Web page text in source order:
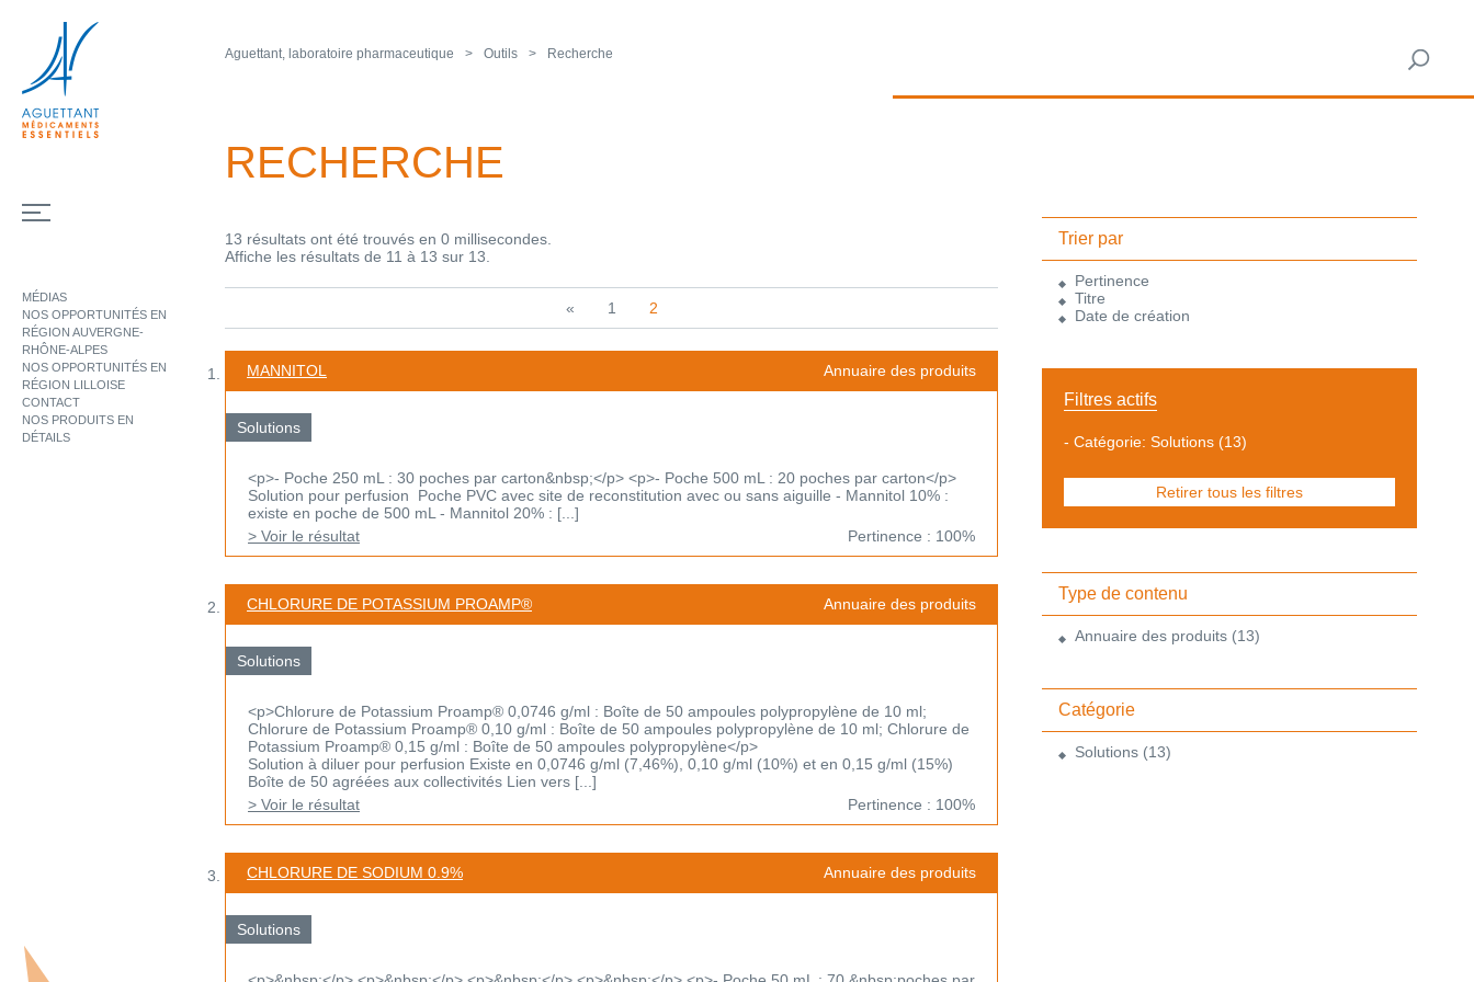
MÉDIAS
NOS OPPORTUNITÉS EN
RÉGION AUVERGNE-
RHÔNE-ALPES
NOS OPPORTUNITÉS EN
RÉGION LILLOISE
CONTACT
NOS PRODUITS EN
DÉTAILS
Aguettant, laboratoire pharmaceutique Outils Recherche
RECHERCHE
13 résultats ont été trouvés en 0 millisecondes.
Affiche les résultats de 11 à 13 sur 13.
« 1 2
MANNITOL Annuaire des produits
Solutions
<p>- Poche 250 mL : 30 poches par carton&nbsp;</p> <p>- Poche 500 mL : 20 poches par carton</p>
Solution pour perfusion Poche PVC avec site de reconstitution avec ou sans aiguille - Mannitol 10% :
existe en poche de 500 mL - Mannitol 20% : [...]
> Voir le résultat
Pertinence : 100%
CHLORURE DE POTASSIUM PROAMP® Annuaire des produits
Solutions
<p>Chlorure de Potassium Proamp® 0,0746 g/ml : Boîte de 50 ampoules polypropylène de 10 ml;
Chlorure de Potassium Proamp® 0,10 g/ml : Boîte de 50 ampoules polypropylène de 10 ml; Chlorure de
Potassium Proamp® 0,15 g/ml : Boîte de 50 ampoules polypropylène</p>
Solution à diluer pour perfusion Existe en 0,0746 g/ml (7,46%), 0,10 g/ml (10%) et en 0,15 g/ml (15%)
Boîte de 50 agréées aux collectivités Lien vers [...]
> Voir le résultat
Pertinence : 100%
CHLORURE DE SODIUM 0.9% Annuaire des produits
Solutions
Trier par
Pertinence
Titre
Date de création
Filtres actifs
- Catégorie: Solutions (13)
Retirer tous les filtres
Type de contenu
Annuaire des produits (13)
Catégorie
Solutions (13)